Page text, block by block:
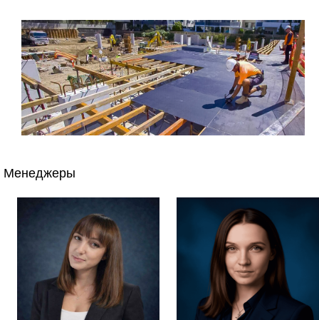
Ламинированная фанера
широко используется в
строительстве, особенно при
создании опалубки
для бетонных конструкций
Опалубка-это форма
в которую заливается свежий бетон, чтобы придать
ему нужную форму. Ламинированная фанера
идеально подходит для этой задачи, так как она
прочная,влагостойкая
и может выдерживать
большие нагрузки.
Менеджеры